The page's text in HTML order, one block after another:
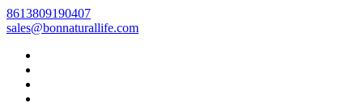
8613809190407
sales@bonnaturallife.com